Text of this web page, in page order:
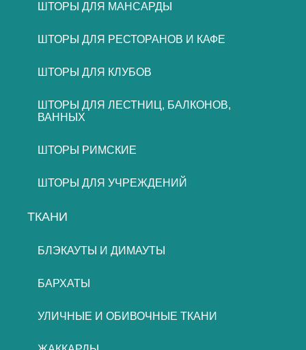
ШТОРЫ ДЛЯ МАНСАРДЫ
ШТОРЫ ДЛЯ РЕСТОРАНОВ И КАФЕ
ШТОРЫ ДЛЯ КЛУБОВ
ШТОРЫ ДЛЯ ЛЕСТНИЦ, БАЛКОНОВ,
ВАННЫХ
ШТОРЫ РИМСКИЕ
ШТОРЫ ДЛЯ УЧРЕЖДЕНИЙ
ТКАНИ
БЛЭКАУТЫ И ДИМАУТЫ
БАРХАТЫ
УЛИЧНЫЕ И ОБИВОЧНЫЕ ТКАНИ